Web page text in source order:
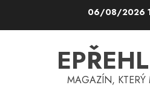
06/08/2026
MAGAZÍN, KTERÝ